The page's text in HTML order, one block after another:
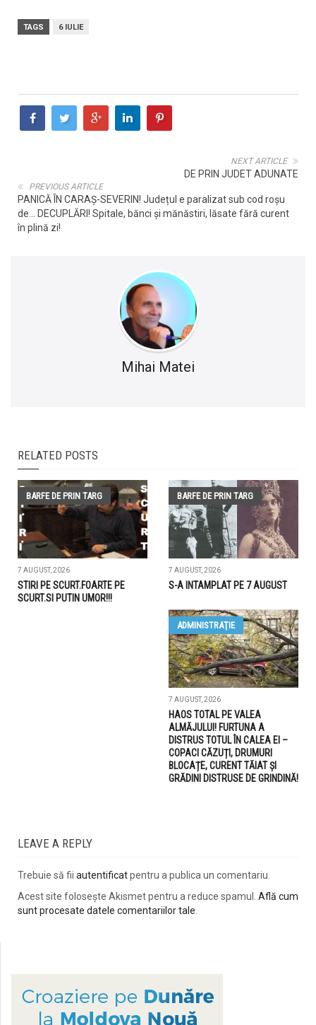
TAGS 6 IULIE
NEXT ARTICLE
DE PRIN JUDET ADUNATE
PREVIOUS ARTICLE
PANICĂ ÎN CARAȘ-SEVERIN! Județul e paralizat sub cod roșu
de... DECUPLĂRI! Spitale, bănci și mănăstiri, lăsate fără curent
în plină zi!
Mihai Matei
RELATED POSTS
BARFE DE PRIN TARG
7 AUGUST, 2026
STIRI PE SCURT.FOARTE PE
SCURT.SI PUTIN UMOR!!!
BARFE DE PRIN TARG
7 AUGUST, 2026
S-A INTAMPLAT PE 7 AUGUST
ADMINISTRAŢIE
7 AUGUST, 2026
HAOS TOTAL PE VALEA
ALMĂJULUI! FURTUNA A
DISTRUS TOTUL ÎN CALEA EI –
COPACI CĂZUȚI, DRUMURI
BLOCAȚE, CURENT TĂIAT ȘI
GRĂDINI DISTRUSE DE GRINDINĂ!
LEAVE A REPLY
Trebuie să fii autentificatpentru a publica un comentariu.
Acest site folosește Akismet pentru a reduce spamul. Află cum
sunt procesate datele comentariilor tale.